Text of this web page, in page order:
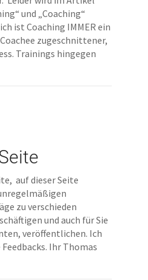
und „Coaching“
ist Coaching IMMER ein
zugeschnittener,
Trainings hingegen
auf dieser Seite
zu verschieden
und auch für Sie
veröffentlichen. Ich
Ihr Thomas